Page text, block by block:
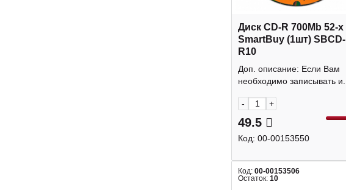
Диск CD-R 700Mb 52-х
SmartBuy (1шт) SBCD-
R10
Доп. описание: Если Вам
необходимо записывать и...
- +
49.5
Код: 00-00153550
Код: 00-00153506
Остаток: 10